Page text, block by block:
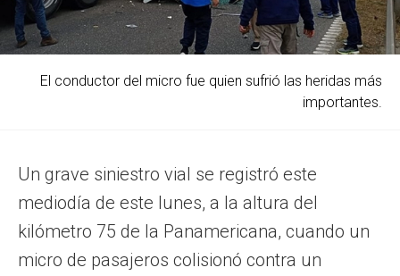
El conductor del micro fue quien sufrió las heridas más
importantes.
Un grave siniestro vial se registró este
mediodía de este lunes, a la altura del
kilómetro 75 de la Panamericana, cuando un
micro de pasajeros colisionó contra un